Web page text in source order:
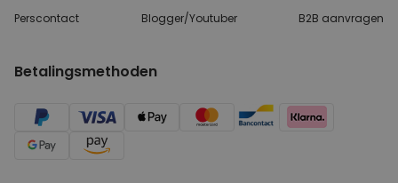
Perscontact Blogger/Youtuber B2B aanvragen
Betalingsmethoden